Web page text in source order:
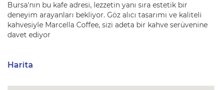
Bursa'nın bu kafe adresi, lezzetin yanı sıra estetik bir
deneyim arayanları bekliyor. Göz alıcı tasarımı ve kaliteli
kahvesiyle Marcella Coffee, sizi adeta bir kahve serüvenine
davet ediyor
Harita